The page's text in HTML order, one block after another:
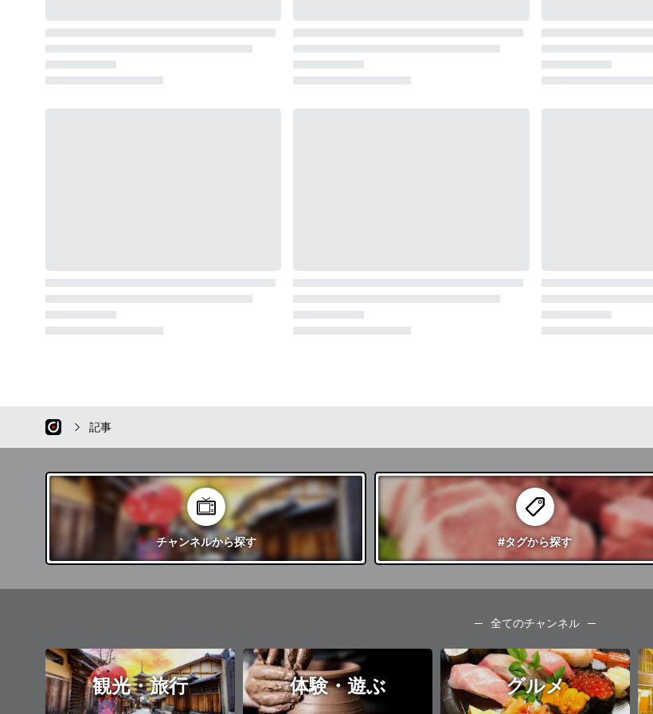
記事
チャンネルから探す #タグから探す
全てのチャンネル
観光・旅行 体験・遊ぶ グルメ